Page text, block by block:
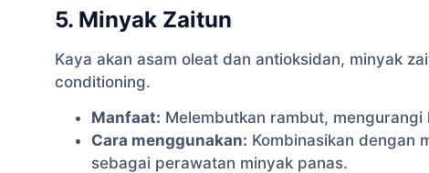
5. Minyak Zaitun
Kaya akan asam oleat dan antioksidan, minyak
conditioning.
Manfaat: Melembutkan rambut,
Cara menggunakan: Kombinasikan dengan
sebagai perawatan minyak panas.